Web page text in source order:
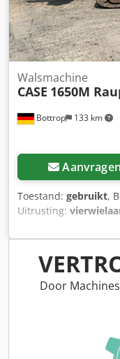
Bottrop 133 km
Walsmachine
CASE 1650M
Aanvragen
Toestand: gebruikt,
Uitrusting:
1650M Leeggewicht:
Vermogen: 122 kW
Stoelverwarming -
ripper met 3 tanden
roosters -
financiering/leasing
zonder garantie.
Door